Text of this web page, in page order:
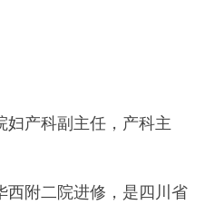
妇产科副主任，产科主
西附二院进修，是四川省